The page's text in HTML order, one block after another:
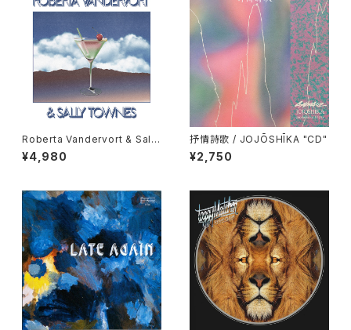
Roberta Vandervort & Sally
Townes "LP"
¥4,980
抒情詩歌 / JOJŌSHĪKA "CD"
¥2,750